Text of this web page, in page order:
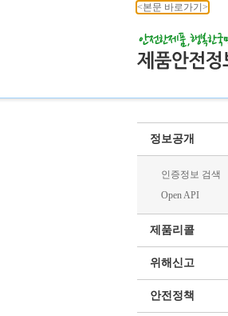
<본문 바로가기>
정보공개
인증정보 검색
Open API
제품리콜
위해신고
안전정책